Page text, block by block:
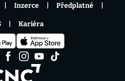
Inzerce Předplatné
Kariéra